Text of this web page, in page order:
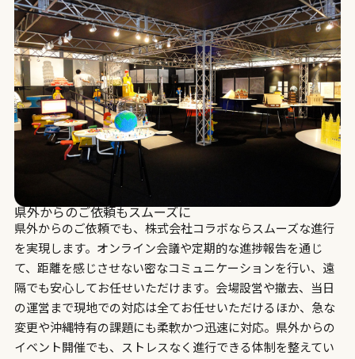
県外からのご依頼もスムーズに
県外からのご依頼でも、株式会社コラボならスムーズな進行
を実現します。オンライン会議や定期的な進捗報告を通じ
て、距離を感じさせない密なコミュニケーションを行い、遠
隔でも安心してお任せいただけます。会場設営や撤去、当日
の運営まで現地での対応は全てお任せいただけるほか、急な
変更や沖縄特有の課題にも柔軟かつ迅速に対応。県外からの
イベント開催でも、ストレスなく進行できる体制を整えてい